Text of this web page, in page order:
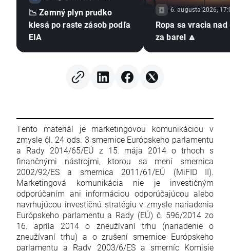
📉 Zemný plyn prudko
klesá po raste zásob podľa
EIA
6. augusta 2026,
Ropa sa vracia nad
za barel 🔼
Tento materiál je marketingovou komunikáciou v
zmysle čl. 24 ods. 3 smernice Európskeho parlamentu
a Rady 2014/65/EÚ z 15. mája 2014 o trhoch s
finančnými nástrojmi, ktorou sa mení smernica
2002/92/ES a smernica 2011/61/EÚ (MiFID II).
Marketingová komunikácia nie je investičným
odporúčaním ani informáciou odporúčajúcou alebo
navrhujúcou investičnú stratégiu v zmysle nariadenia
Európskeho parlamentu a Rady (EÚ) č. 596/2014 zo
16. apríla 2014 o zneužívaní trhu (nariadenie o
zneužívaní trhu) a o zrušení smernice Európskeho
parlamentu a Rady 2003/6/ES a smerníc Komisie